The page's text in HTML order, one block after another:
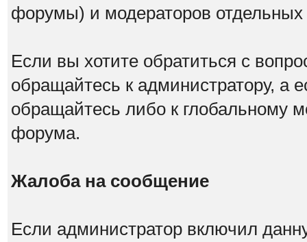
форумы) и модераторов
Если вы хотите обратиться с
обращайтесь к администратору, а
обращайтесь либо к глобальному
форума.
Жалоба на сообщение
Если администратор включил